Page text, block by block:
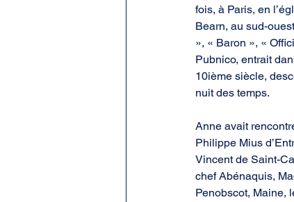
fois, à Paris, en
Bearn, au sud-
», « Baron », «
Pubnico, entrait
10ième siècle,
nuit des temps.
Anne avait
Philippe Mius
Vincent de Saint-
chef Abénaquis,
Penobscot, Maine,